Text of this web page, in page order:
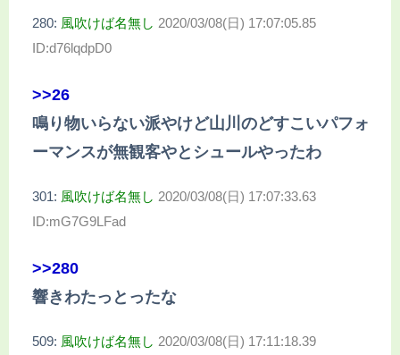
280: 風吹けば名無し 2020/03/08(日) 17:07:05.85
ID:d76lqdpD0
>>26
鳴り物いらない派やけど山川のどすこいパフォ
ーマンスが無観客やとシュールやったわ
301: 風吹けば名無し 2020/03/08(日) 17:07:33.63
ID:mG7G9LFad
>>280
響きわたっとったな
509: 風吹けば名無し 2020/03/08(日) 17:11:18.39